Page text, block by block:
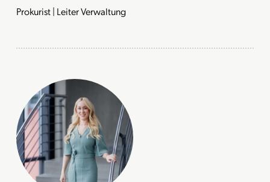
Prokurist | Leiter Verwaltung